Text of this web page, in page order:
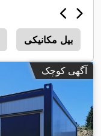
بیل مکانیکی
آگهی کوچک